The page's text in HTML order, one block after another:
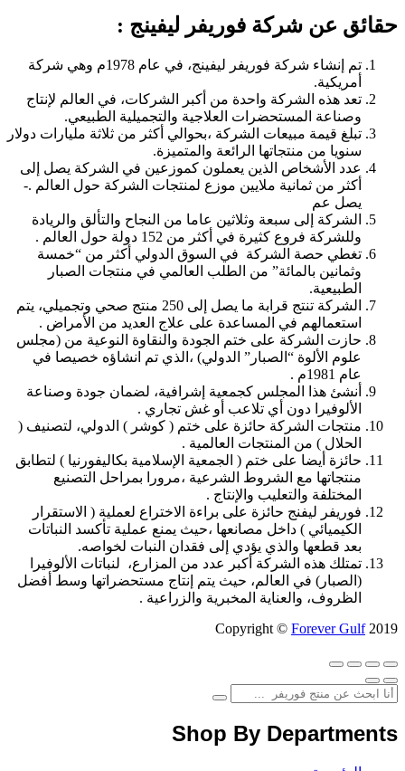
حقائق عن شركة فوريفر ليفينج :
تم إنشاء شركة فوريفر ليفينج، في عام 1978م وهي شركة
أمريكية.
تعد هذه الشركة واحدة من أكبر الشركات، في العالم لإنتاج
وصناعة المستحضرات العلاجية والتجميلية الطبيعي.
تبلغ قيمة مبيعات الشركة ،بحوالي أكثر من ثلاثة مليارات دولار
سنويا من منتجاتها الرائعة والمتميزة.
عدد الأشخاص الذين يعملون كموزعين في الشركة يصل إلى
أكثر من ثمانية ملايين موزع لمنتجات الشركة حول العالم .-
يصل عم
الشركة إلى سبعة وثلاثين عاما من النجاح والتألق والريادة
وللشركة فروع كثيرة في أكثر من 152 دولة حول العالم .
تغطي حصة الشركة في السوق الدولي أكثر من “خمسة
وثمانين بالمائة” من الطلب العالمي في منتجات الصبار
الطبيعية.
الشركة تنتج قرابة ما يصل إلى 250 منتج صحي وتجميلي، يتم
استعمالهم في المساعدة على علاج العديد من الأمراض .
حازت الشركة على ختم الجودة والنقاوة النوعية من (مجلس
علوم الألوة “الصبار” الدولي) ،الذي تم انشاؤه خصيصا في
عام 1981م .
أنشئ هذا المجلس كجمعية إشرافية، لضمان جودة وصناعة
الألوفيرا دون أي تلاعب أو غش تجاري .
منتجات الشركة حائزة على ختم ( كوشر ) الدولي، لتصنيف (
الحلال ) من المنتجات العالمية .
حائزة أيضا على ختم ( الجمعية الإسلامية بكاليفورنيا ) لتطابق
منتجاتها مع الشروط الشرعية ،مرورا بمراحل التصنيع
المختلفة والتعليب والإنتاج .
فوريفر ليفنج حائزة على براءة الاختراع لعملية ( الاستقرار
الكيميائي ) داخل مصانعها ،حيث يمنع عملية تأكسد النباتات
بعد قطعها والذي يؤدي إلى فقدان النبات لخواصه.
تمتلك هذه الشركة أكبر عدد من المزارع، لنباتات الألوفيرا
(الصبار) في العالم، حيث يتم إنتاج مستحضراتها وسط أفضل
الظروف، والعناية المخبرية والزراعية .
Copyright © Forever Gulf2019
Shop By Departments